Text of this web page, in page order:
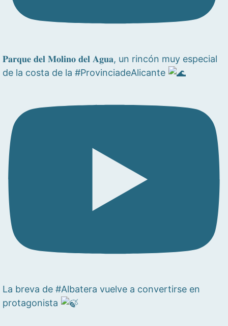
𝐏𝐚𝐫𝐪𝐮𝐞 𝐝𝐞𝐥 𝐌𝐨𝐥𝐢𝐧𝐨 𝐝𝐞𝐥 𝐀𝐠𝐮𝐚, un rincón muy especial
de la costa de la #ProvinciadeAlicante
La breva de #Albatera vuelve a convertirse en
protagonista